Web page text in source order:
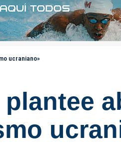
ucraniano»